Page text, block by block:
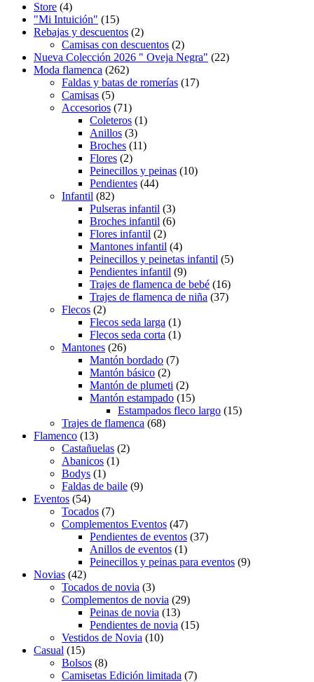
Store (4)
"Mi Intuición" (15)
Rebajas y descuentos (2)
Camisas con descuentos (2)
Nueva Colección 2026 " Oveja Negra" (22)
Moda flamenca (262)
Faldas y batas de romerías (17)
Camisas (5)
Accesorios (71)
Coleteros (1)
Anillos (3)
Broches (11)
Flores (2)
Peinecillos y peinas (10)
Pendientes (44)
Infantil (82)
Pulseras infantil (3)
Broches infantil (6)
Flores infantil (2)
Mantones infantil (4)
Peinecillos y peinetas infantil (5)
Pendientes infantil (9)
Trajes de flamenca de bebé (16)
Trajes de flamenca de niña (37)
Flecos (2)
Flecos seda larga (1)
Flecos seda corta (1)
Mantones (26)
Mantón bordado (7)
Mantón básico (2)
Mantón de plumeti (2)
Mantón estampado (15)
Estampados fleco largo (15)
Trajes de flamenca (68)
Flamenco (13)
Castañuelas (2)
Abanicos (1)
Bodys (1)
Faldas de baile (9)
Eventos (54)
Tocados (7)
Complementos Eventos (47)
Pendientes de eventos (37)
Anillos de eventos (1)
Peinecillos y peinas para eventos (9)
Novias (42)
Tocados de novia (3)
Complementos de novia (29)
Peinas de novia (13)
Pendientes de novia (15)
Vestidos de Novia (10)
Casual (15)
Bolsos (8)
Camisetas Edición limitada (7)